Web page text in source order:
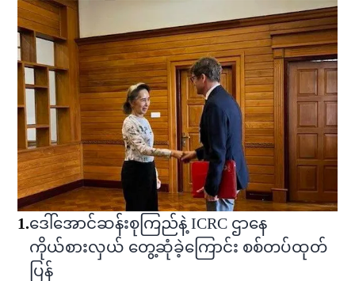
1.ဒေါ်အောင်ဆန်းစုကြည်နဲ့ ICRC ဌာနေ
ကိုယ်စားလှယ် တွေ့ဆုံခဲ့ကြောင်း စစ်တပ်ထုတ်
ပြန်